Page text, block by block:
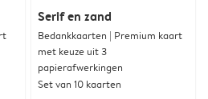
Serif en zand
Bedankkaarten | Premium kaart
met keuze uit 3
papierafwerkingen
Set van 10 kaarten